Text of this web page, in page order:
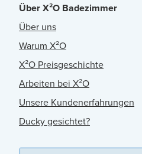
Über X²O Badezimmer
Über uns
Warum X²O
X²O Preisgeschichte
Arbeiten bei X²O
Unsere Kundenerfahrungen
Ducky gesichtet?